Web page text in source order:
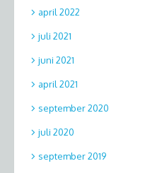
april 2022
juli 2021
juni 2021
april 2021
september 2020
juli 2020
september 2019